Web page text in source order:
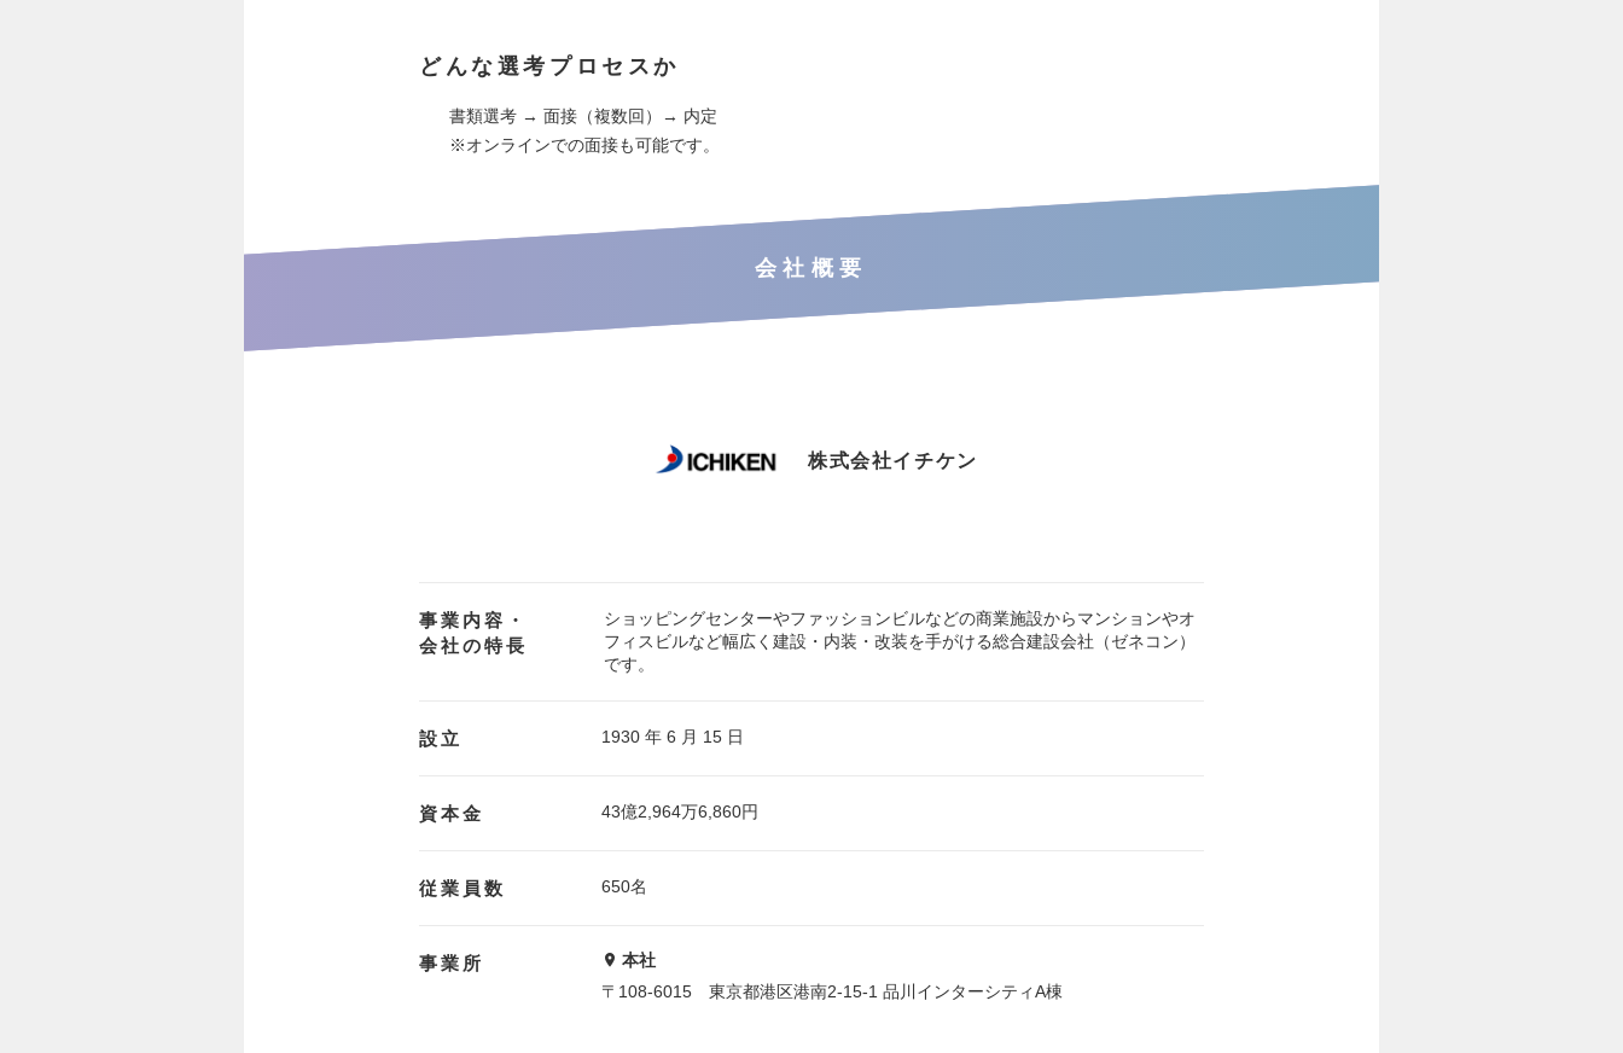
どんな選考プロセスか
書類選考 → 面接（複数回）→ 内定
※オンラインでの面接も可能です。
会社概要
株式会社イチケン
事業内容・
会社の特長
ショッピングセンターやファッションビルなどの商業施設からマンションやオ
フィスビルなど幅広く建設・内装・改装を手がける総合建設会社（ゼネコン）
です。
設立 1930 年 6 月 15 日
資本金 43億2,964万6,860円
従業員数 650名
事業所
本社
〒108-6015 東京都港区港南2-15-1 品川インターシティA棟